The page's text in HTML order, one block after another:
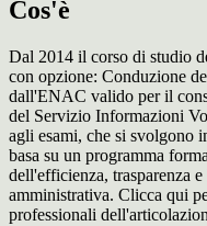
Cos'è
Dal 2014 il corso di studio
con opzione: Conduzione
dall'ENAC valido per il
del Servizio Informazioni
agli esami, che si svolgono
basa su un programma
dell'efficienza, trasparenza
amministrativa. Clicca qui
professionali